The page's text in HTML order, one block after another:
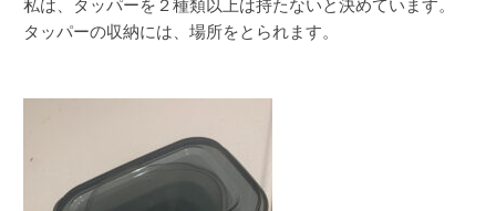
私は、タッパーを２種類以上は持たないと決めています。
タッパーの収納には、場所をとられます。